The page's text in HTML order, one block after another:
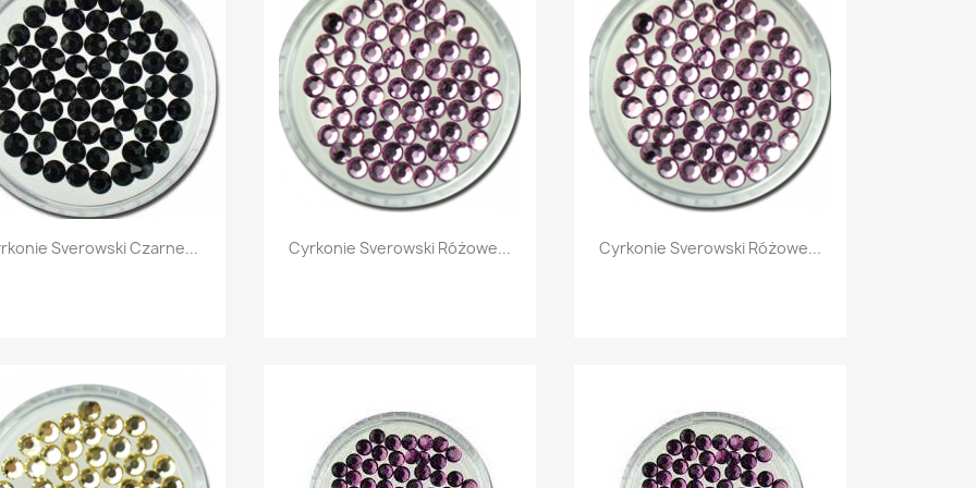
Szybki podgląd
Sverowski Czarne... Szybki podgląd
Cyrkonie Sverowski Różowe... Szybki podgląd
Cyrkonie Sverowski Różowe...